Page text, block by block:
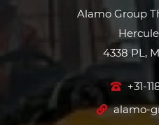
Alamo Group
4338 PL,
+31-
alamo-